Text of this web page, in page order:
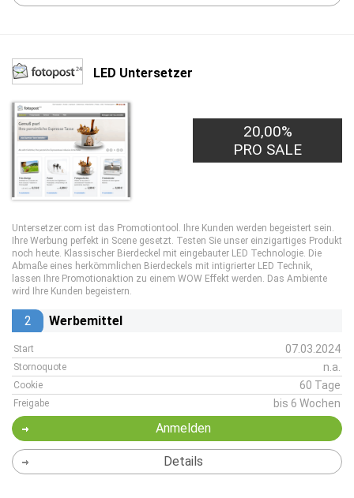
LED Untersetzer
20,00%
PRO SALE
Untersetzer.com ist das Promotiontool. Ihre Kunden werden begeistert sein.
Ihre Werbung perfekt in Scene gesetzt. Testen Sie unser einzigartiges Produkt
noch heute. Klassischer Bierdeckel mit eingebauter LED Technologie. Die
Abmaße eines herkömmlichen Bierdeckels mit intigrierter LED Technik,
lassen Ihre Promotionaktion zu einem WOW Effekt werden. Das Ambiente
wird Ihre Kunden begeistern.
2 Werbemittel
Start 07.03.2024
Stornoquote n.a.
Cookie 60 Tage
Freigabe bis 6 Wochen
Anmelden
Details